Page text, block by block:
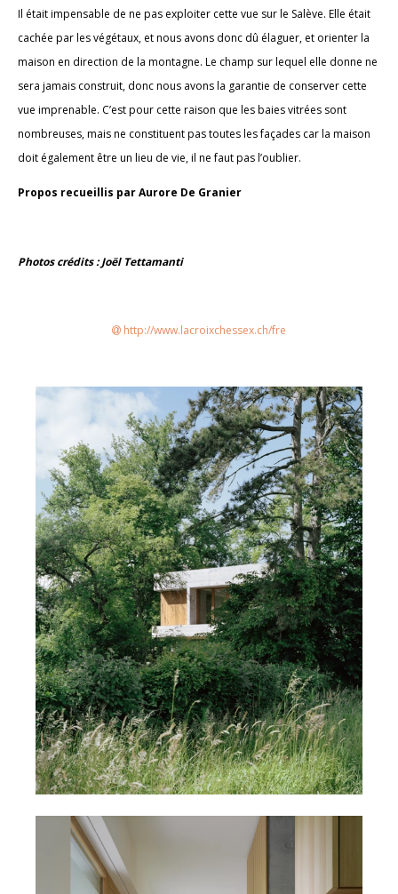
Il était impensable de ne pas exploiter cette vue sur le Salève. Elle était
cachée par les végétaux, et nous avons donc dû élaguer, et orienter la
maison en direction de la montagne. Le champ sur lequel elle donne ne
sera jamais construit, donc nous avons la garantie de conserver cette
vue imprenable. C’est pour cette raison que les baies vitrées sont
nombreuses, mais ne constituent pas toutes les façades car la maison
doit également être un lieu de vie, il ne faut pas l’oublier.
Propos recueillis par Aurore De Granier
Photos crédits : Joël Tettamanti
http://www.lacroixchessex.ch/fre